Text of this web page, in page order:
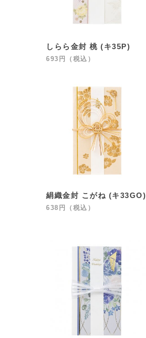
しらら金封 桃 (キ35P)
693円（税込）
絹織金封 こがね (キ33GO)
638円（税込）